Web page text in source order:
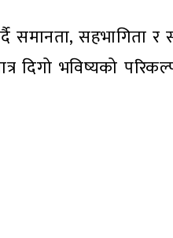
समानता, सहभागिता र
दिगो भविष्यको